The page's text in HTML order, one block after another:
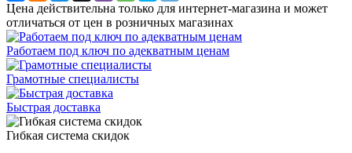
Цена действительна только для интернет-магазина и может
отличаться от цен в розничных магазинах
Работаем под ключ по адекватным ценам
Грамотные специалисты
Быстрая доставка
Гибкая система скидок